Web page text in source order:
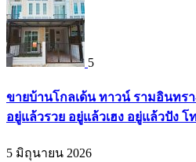
5
ขายบ้านโกลเด้น ทาวน์ รามอินทร
อยู่แล้วรวย อยู่แล้วเฮง อยู่แล้วปัง โท
5 มิถุนายน 2026